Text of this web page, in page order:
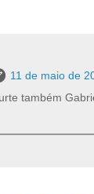
11 de maio de
também